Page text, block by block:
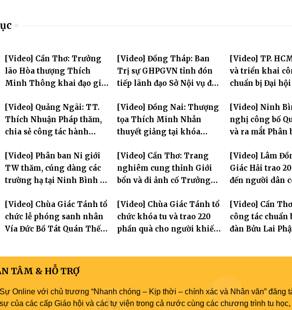
[Video] Cần Thơ: Trưởng
lão Hòa thượng Thích
Minh Thông khai đạo giới
[Video] Đồng Tháp: Ban
Trị sự GHPGVN tỉnh đón
tiếp lãnh đạo Sở Nội vụ đến
Hòa Long
[Video] TP.
và triển khai
chuẩn bị Đại
thứ X, nhiệm kỳ
[Video] Quảng Ngãi: TT.
Thích Nhuận Pháp thăm,
chia sẻ công tác hành
chư hành giả Ni
[Video] Đồng Nai: Thượng
tọa Thích Minh Nhẫn
thuyết giảng tại khóa
[Video] Ninh
nghị công bố
và ra mắt Phân
[Video] Phân ban Ni giới
TW thăm, cúng dàng các
trường hạ tại Ninh Bình và
thần hộ trì Tam bảo
[Video] Cần Thơ: Trang
nghiêm cung thỉnh Giới
bổn và di ảnh cố Trưởng
Tôn hiệu Đại giới đàn – về
hai giới trường
[Video] Lâm
Giác Hải trao
đến người dân
Dương
[Video] Chùa Giác Tánh tổ
chức lễ phóng sanh nhân
Vía Đức Bồ Tát Quán Thế
[Video] Chùa Giác Tánh tổ
chức khóa tu và trao 220
phần quà cho người khiếm
[Video] Cần
công tác chuẩn
đàn Bửu Lai
TÂM & HỖ TRỢ
Online với chủ trương “Nhanh chóng – Kịp thời – chính xác và Nhân văn” đăng
của các cấp Giáo hội và các tự viện trong cả nước cùng các chương trình tu